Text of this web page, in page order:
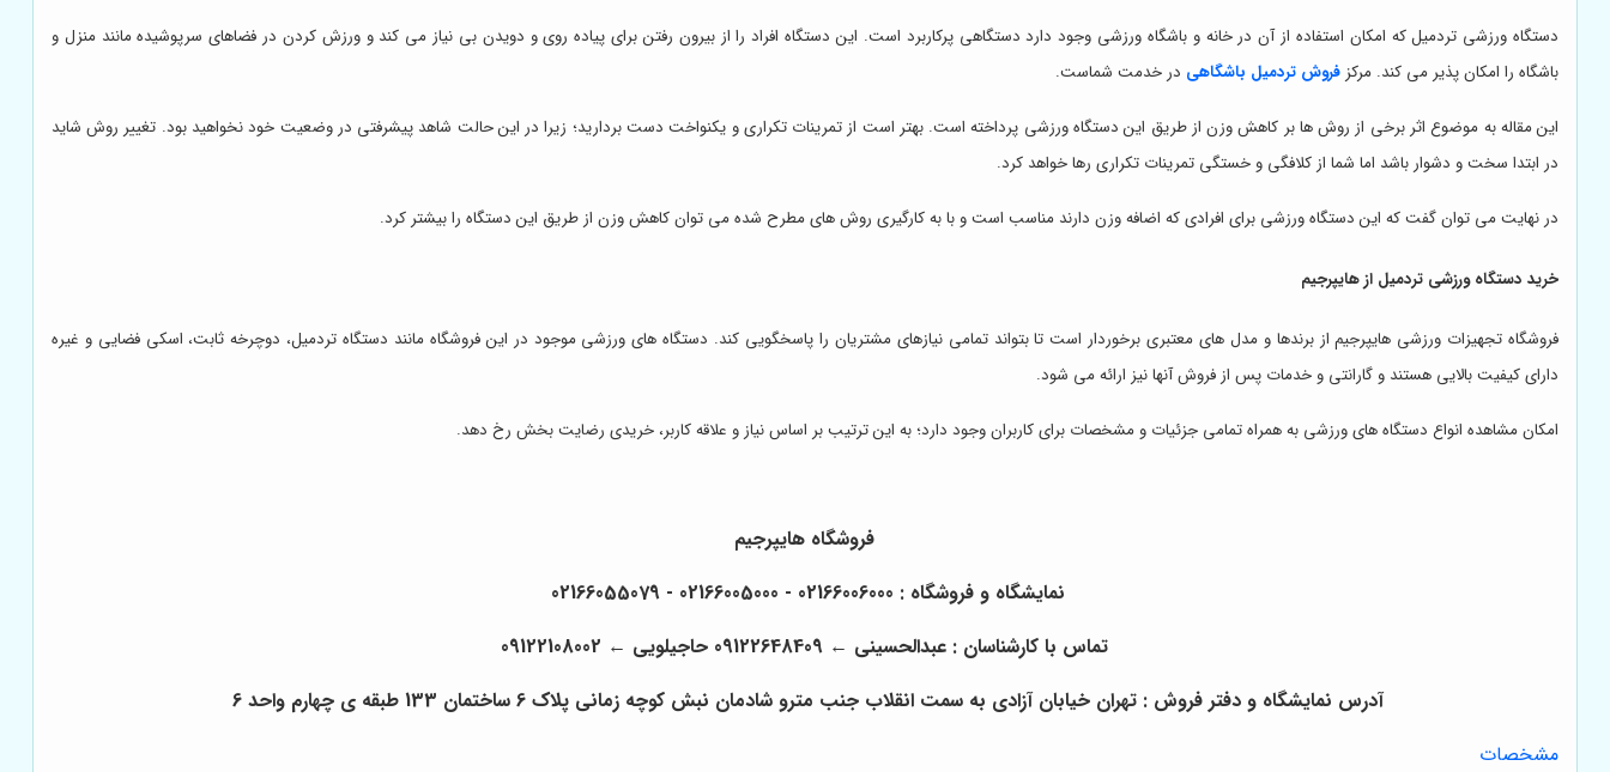
دستگاه ورزشی تردمیل که امکان استفاده از آن در خانه و باشگاه ورزشی وجود دارد دستگاهی پرکاربرد است. این دستگاه افراد را از بیرون رفتن برای پیاده روی و دویدن بی نیاز می کند و ورزش کردن در فضاهای سرپوشیده مانند منزل و
باشگاه را امکان پذیر می کند. مرکزفروش تردمیل باشگاهی در خدمت شماست.
این مقاله به موضوع اثر برخی از روش ها بر کاهش وزن از طریق این دستگاه ورزشی پرداخته است. بهتر است از تمرینات تکراری و یکنواخت دست بردارید؛ زیرا در این حالت شاهد پیشرفتی در وضعیت خود نخواهید بود. تغییر روش شاید
در ابتدا سخت و دشوار باشد اما شما از کلافگی و خستگی تمرینات تکراری رها خواهد کرد.
در نهایت می توان گفت که این دستگاه ورزشی برای افرادی که اضافه وزن دارند مناسب است و با به کارگیری روش های مطرح شده می توان کاهش وزن از طریق این دستگاه را بیشتر کرد.
خرید دستگاه ورزشی تردمیل از هایپرجیم
فروشگاه تجهیزات ورزشی هایپرجیم از برندها و مدل های معتبری برخوردار است تا بتواند تمامی نیازهای مشتریان را پاسخگویی کند. دستگاه های ورزشی موجود در این فروشگاه مانند دستگاه تردمیل، دوچرخه ثابت، اسکی فضایی و غیره
دارای کیفیت بالایی هستند و گارانتی و خدمات پس از فروش آنها نیز ارائه می شود.
امکان مشاهده انواع دستگاه های ورزشی به همراه تمامی جزئیات و مشخصات برای کاربران وجود دارد؛ به این ترتیب بر اساس نیاز و علاقه کاربر، خریدی رضایت بخش رخ دهد.
فروشگاه هایپرجیم
نمایشگاه و فروشگاه : 02166006000 - 02166005000 - 02166055079
تماس با کارشناسان : عبدالحسینی ← 09122648409 حاجیلویی ←
09122108002
آدرس نمایشگاه و دفتر فروش : تهران خیابان آزادی به سمت انقلاب جنب مترو شادمان نبش کوچه زمانی پلاک 6 ساختمان 133 طبقه ی چهارم واحد 6
مشخصات